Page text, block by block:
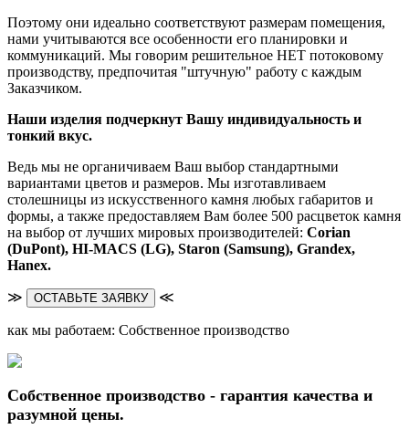
Поэтому они идеально соответствуют размерам помещения,
нами учитываются все особенности его планировки и
коммуникаций. Мы говорим решительное НЕТ потоковому
производству, предпочитая "штучную" работу с каждым
Заказчиком.
Наши изделия подчеркнут Вашу индивидуальность и
тонкий вкус.
Ведь мы не органичиваем Ваш выбор стандартными
вариантами цветов и размеров. Мы изготавливаем
столешницы из искусственного камня любых габаритов и
формы, а также предоставляем Вам более 500 расцветок камня
на выбор от лучших мировых производителей: Corian
(DuPont), HI-MACS (LG), Staron (Samsung), Grandex,
Hanex.
≫ ОСТАВЬТЕ ЗАЯВКУ ≪
как мы работаем: Собственное производство
Собственное производство - гарантия качества и
разумной цены.